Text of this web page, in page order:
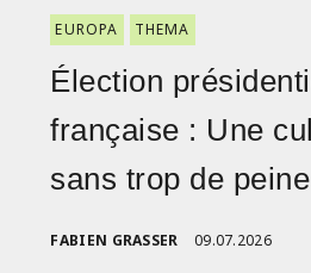
EUROPA THEMA
Élection
française : Une
sans trop de peine
FABIEN GRASSER 09.07.2026